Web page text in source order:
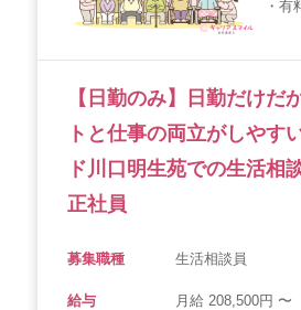
・有
【日勤のみ】日勤だけだ
トと仕事の両立がしやす
ド川口明生苑での生活相
正社員
募集職種 生活相談員
給与 月給 208,500円